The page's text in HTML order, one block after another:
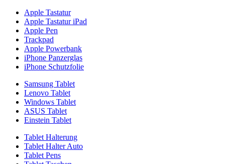
Apple Tastatur
Apple Tastatur iPad
Apple Pen
Trackpad
Apple Powerbank
iPhone Panzerglas
iPhone Schutzfolie
Samsung Tablet
Lenovo Tablet
Windows Tablet
ASUS Tablet
Einstein Tablet
Tablet Halterung
Tablet Halter Auto
Tablet Pens